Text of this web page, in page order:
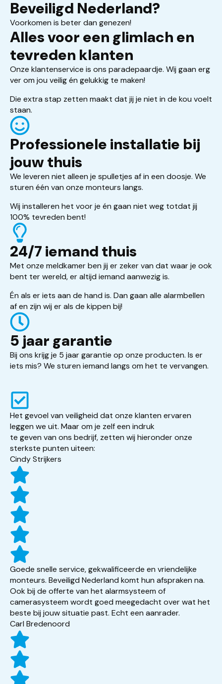
Beveiligd Nederland?
Voorkomen is beter dan genezen!
Alles voor een glimlach en
tevreden klanten
Onze klantenservice is ons paradepaardje. Wij gaan erg
ver om jou veilig én gelukkig te maken!
Die extra stap zetten maakt dat jij je niet in de kou voelt
staan.
Professionele installatie bij
jouw thuis
We leveren niet alleen je spulletjes af in een doosje. We
sturen één van onze monteurs langs.
Wij installeren het voor je én gaan niet weg totdat jij
100% tevreden bent!
24/7 iemand thuis
Met onze meldkamer ben jij er zeker van dat waar je ook
bent ter wereld, er altijd iemand aanwezig is.
Én als er iets aan de hand is. Dan gaan alle alarmbellen
af en zijn wij er als de kippen bij!
5 jaar garantie
Bij ons krijg je 5 jaar garantie op onze producten. Is er
iets mis? We sturen iemand langs om het te vervangen.
Het gevoel van veiligheid dat onze klanten ervaren
leggen we uit. Maar om je zelf een indruk
te geven van ons bedrijf, zetten wij hieronder onze
sterkste punten uiteen:
Cindy Strijkers
Goede snelle service, gekwalificeerde en vriendelijke
monteurs. Beveiligd Nederland komt hun afspraken na.
Ook bij de offerte van het alarmsysteem of
camerasysteem wordt goed meegedacht over wat het
beste bij jouw situatie past. Echt een aanrader.
Carl Bredenoord